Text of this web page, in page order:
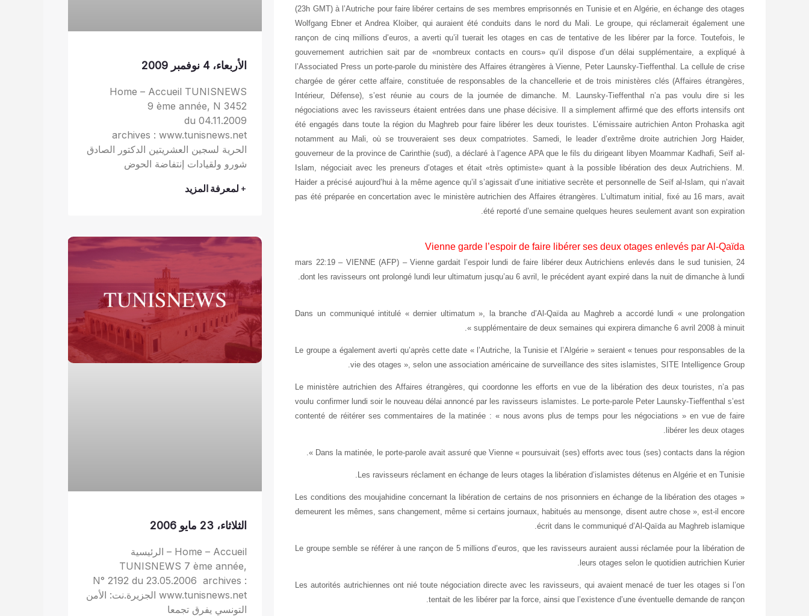
(23h GMT) à l’Autriche pour faire libérer certains de ses membres emprisonnés en Tunisie et en Algérie, en échange des otages
Wolfgang Ebner et Andrea Kloiber, qui auraient été conduits dans le nord du Mali. Le groupe, qui réclamerait également une
rançon de cinq millions d’euros, a averti qu’il tuerait les otages en cas de tentative de les libérer par la force. Toutefois, le
gouvernement autrichien sait par de «nombreux contacts en cours» qu’il dispose d’un délai supplémentaire, a expliqué à
l’Associated Press un porte-parole du ministère des Affaires étrangères à Vienne, Peter Launsky-Tieffenthal. La cellule de crise
chargée de gérer cette affaire, constituée de responsables de la chancellerie et de trois ministères clés (Affaires étrangères,
Intérieur, Défense), s’est réunie au cours de la journée de dimanche. M. Launsky-Tieffenthal n’a pas voulu dire si les
négociations avec les ravisseurs étaient entrées dans une phase décisive. Il a simplement affirmé que des efforts intensifs ont
été engagés dans toute la région du Maghreb pour faire libérer les deux touristes. L’émissaire autrichien Anton Prohaska agit
notamment au Mali, où se trouveraient ses deux compatriotes. Samedi, le leader d’extrême droite autrichien Jorg Haider,
gouverneur de la province de Carinthie (sud), a déclaré à l’agence APA que le fils du dirigeant libyen Moammar Kadhafi, Seïf al-
Islam, négociait avec les preneurs d’otages et était «très optimiste» quant à la possible libération des deux Autrichiens. M.
Haider a précisé aujourd’hui à la même agence qu’il s’agissait d’une initiative secrète et personnelle de Seïf al-Islam, qui n’avait
pas été préparée en concertation avec le ministère autrichien des Affaires étrangères. L’ultimatum initial, fixé au 16 mars, avait
été reporté d’une semaine quelques heures seulement avant son expiration.
Vienne garde l’espoir de faire libérer ses deux otages enlevés par Al-Qaïda
24 mars 22:19 – VIENNE (AFP) – Vienne gardait l’espoir lundi de faire libérer deux Autrichiens enlevés dans le sud tunisien,
dont les ravisseurs ont prolongé lundi leur ultimatum jusqu’au 6 avril, le précédent ayant expiré dans la nuit de dimanche à lundi.
Dans un communiqué intitulé « dernier ultimatum », la branche d’Al-Qaïda au Maghreb a accordé lundi « une prolongation
supplémentaire de deux semaines qui expirera dimanche 6 avril 2008 à minuit ».
Le groupe a également averti qu’après cette date « l’Autriche, la Tunisie et l’Algérie » seraient « tenues pour responsables de la
vie des otages », selon une association américaine de surveillance des sites islamistes, SITE Intelligence Group.
Le ministère autrichien des Affaires étrangères, qui coordonne les efforts en vue de la libération des deux touristes, n’a pas
voulu confirmer lundi soir le nouveau délai annoncé par les ravisseurs islamistes. Le porte-parole Peter Launsky-Tieffenthal s’est
contenté de réitérer ses commentaires de la matinée : « nous avons plus de temps pour les négociations » en vue de faire
libérer les deux otages.
Dans la matinée, le porte-parole avait assuré que Vienne « poursuivait (ses) efforts avec tous (ses) contacts dans la région ».
Les ravisseurs réclament en échange de leurs otages la libération d’islamistes détenus en Algérie et en Tunisie.
« Les conditions des moujahidine concernant la libération de certains de nos prisonniers en échange de la libération des otages
demeurent les mêmes, sans changement, même si certains journaux, habitués au mensonge, disent autre chose », est-il encore
écrit dans le communiqué d’Al-Qaïda au Maghreb islamique.
Le groupe semble se référer à une rançon de 5 millions d’euros, que les ravisseurs auraient aussi réclamée pour la libération de
leurs otages selon le quotidien autrichien Kurier.
Les autorités autrichiennes ont nié toute négociation directe avec les ravisseurs, qui avaient menacé de tuer les otages si l’on
tentait de les libérer par la force, ainsi que l’existence d’une éventuelle demande de rançon.
الأربعاء، 4 نوفمبر 2009
Home – Accueil TUNISNEWS
9 ème année, N 3452
du 04.11.2009
archives : www.tunisnews.net
الحرية لسجين العشريتين الدكتور الصادق
شورو ولقيادات إنتفاضة الحوض
+ لمعرفة المزيد
الثلاثاء، 23 مايو 2006
Home – Accueil – الرئيسية
TUNISNEWS 7 ème année,
N° 2192 du 23.05.2006 archives :
www.tunisnews.net الجزيرة.نت: الأمن
التونسي يفرق تجمعا